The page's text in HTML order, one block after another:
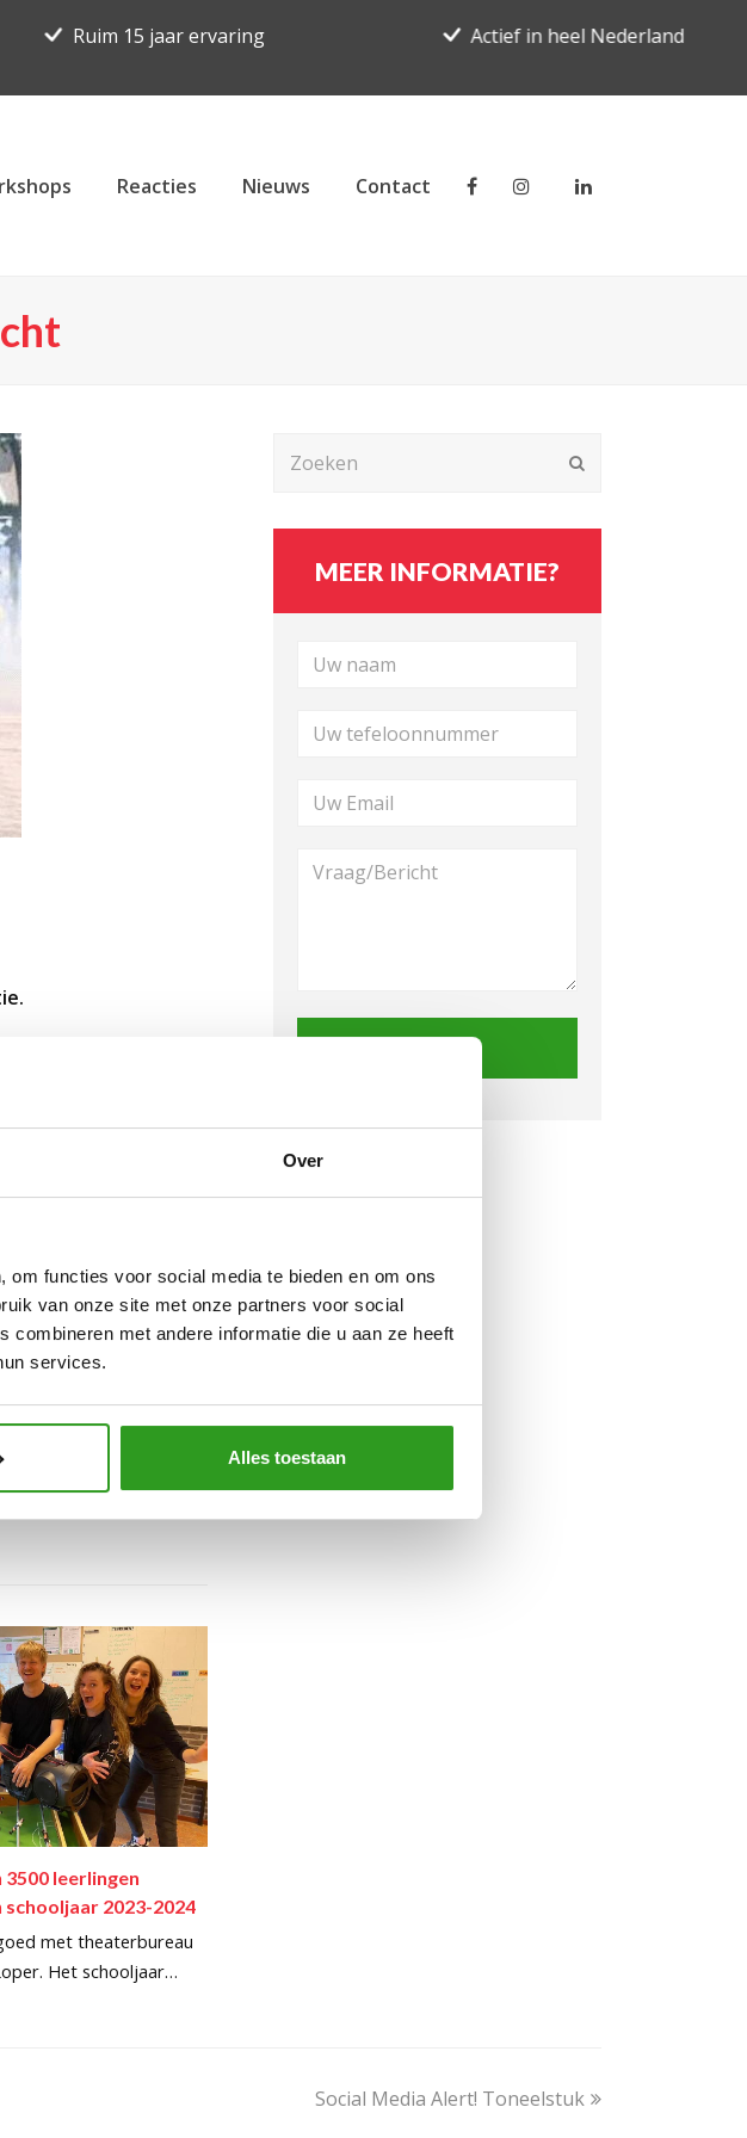
Over
functies voor social media te bieden en om ons
van onze site met onze partners voor social
combineren met andere informatie die u aan ze heeft
services.
Alles toestaan
Ruim 15 jaar ervaring Actief in heel Nederland
Reacties Nieuws Contact
persoonlijke
unieke
enthousiasmeren
inspireert de
verleden hebben we
en
maar hebben we
3500 leerlingen
2023-2024
met theaterbureau
Het schooljaar…
MEER INFORMATIE?
next
Social Media Alert! Toneelstuk